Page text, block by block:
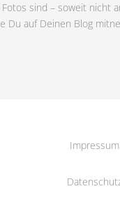
sind – soweit nicht
Du auf Deinen Blog
Impressum